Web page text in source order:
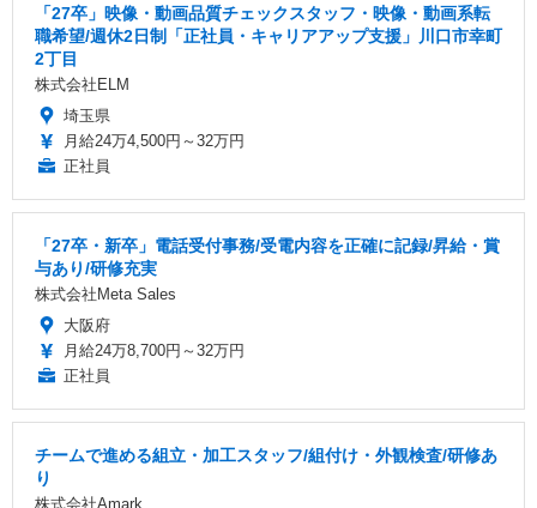
「27卒」映像・動画品質チェックスタッフ・映像・動画系転
職希望/週休2日制「正社員・キャリアアップ支援」川口市幸町
2丁目
株式会社ELM
埼玉県
月給24万4,500円～32万円
正社員
「27卒・新卒」電話受付事務/受電内容を正確に記録/昇給・賞
与あり/研修充実
株式会社Meta Sales
大阪府
月給24万8,700円～32万円
正社員
チームで進める組立・加工スタッフ/組付け・外観検査/研修あ
り
株式会社Amark